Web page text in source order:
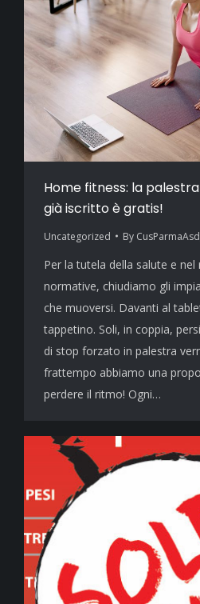
Home fitness: la
già iscritto è gratis!
Uncategorized By CusParmaAsd_
Per la tutela della salute e nel
normative, chiudiamo gli
che muoversi. Davanti al
tappetino. Soli, in coppia,
di stop forzato in palestra
frattempo abbiamo una
perdere il ritmo! Ogni…